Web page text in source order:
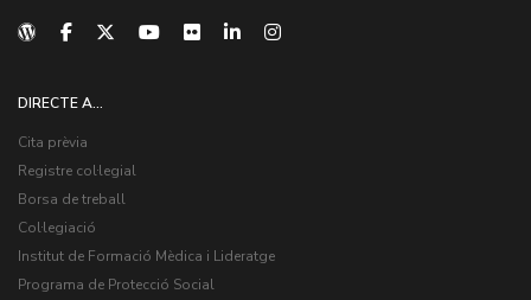
DIRECTE A...
Cita prèvia
Registre col·legial
Borsa de treball
Col·legiació
Institut de Formació Mèdica i Lideratge
Programa de Protecció Social